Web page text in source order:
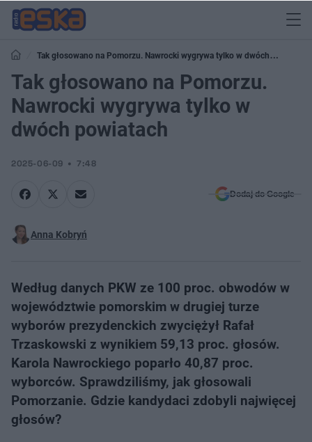
Tak głosowano na Pomorzu. Nawrocki wygrywa tylko w dwóch
powiatach
Tak głosowano na Pomorzu.
Nawrocki wygrywa tylko w
dwóch powiatach
2025-06-09 7:48
Dodaj do Google
Anna Kobryń
Według danych PKW ze 100 proc. obwodów w
województwie pomorskim w drugiej turze
wyborów prezydenckich zwyciężył Rafał
Trzaskowski z wynikiem 59,13 proc. głosów.
Karola Nawrockiego poparło 40,87 proc.
wyborców. Sprawdziliśmy, jak głosowali
Pomorzanie. Gdzie kandydaci zdobyli najwięcej
głosów?